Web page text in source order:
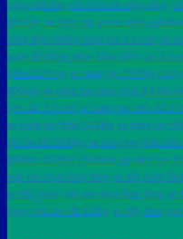
nâng mặt bàn sửa chữa xe nâng phuy
đòn bẫy xe nâng tay vỏ xe nâng
bằng điện 500kg nâng cao 1.6 mét xe
quay đổ thùng phuy bằng điện cao 1.6
685x1220mm xe nâng tay 2500kg càng
800mm xe nâng tay càng rộng 2.5 tấn
siêu dài 1.5 mét xe nâng tay siêu dài 2
xe nâng tay thấp 1500kg xe nâng tay
dài 2m tải 2000kg xe nâng tay thấp
800mm 2500kg ichimens xe nâng tay
mặt sàn nhựa lồng thép xe đẩy hàng
xe đẩy hàng mặt sàn nhựa lồng thép xe
hàng mặt sàn sắt 150kg xe đẩy hàng